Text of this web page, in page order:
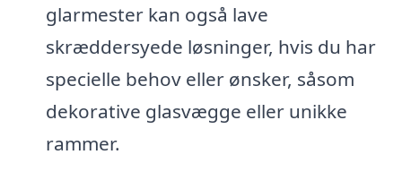
glarmester kan også lave
skræddersyede løsninger, hvis du har
specielle behov eller ønsker, såsom
dekorative glasvægge eller unikke
rammer.